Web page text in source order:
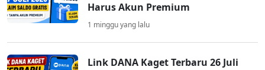
Harus Akun Premium
1 minggu yang lalu
Link DANA Kaget Terbaru 26 Juli